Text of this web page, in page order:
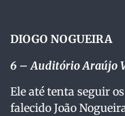
DIOGO NOGUEIRA
6 – Auditório Araújo
Ele até tenta seguir
falecido João